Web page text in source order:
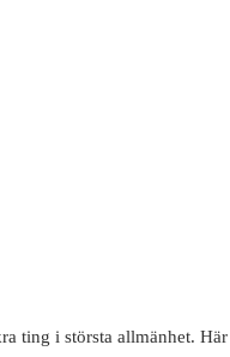
ting i största allmänhet.